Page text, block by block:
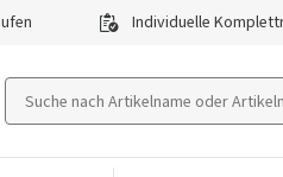
Individuelle